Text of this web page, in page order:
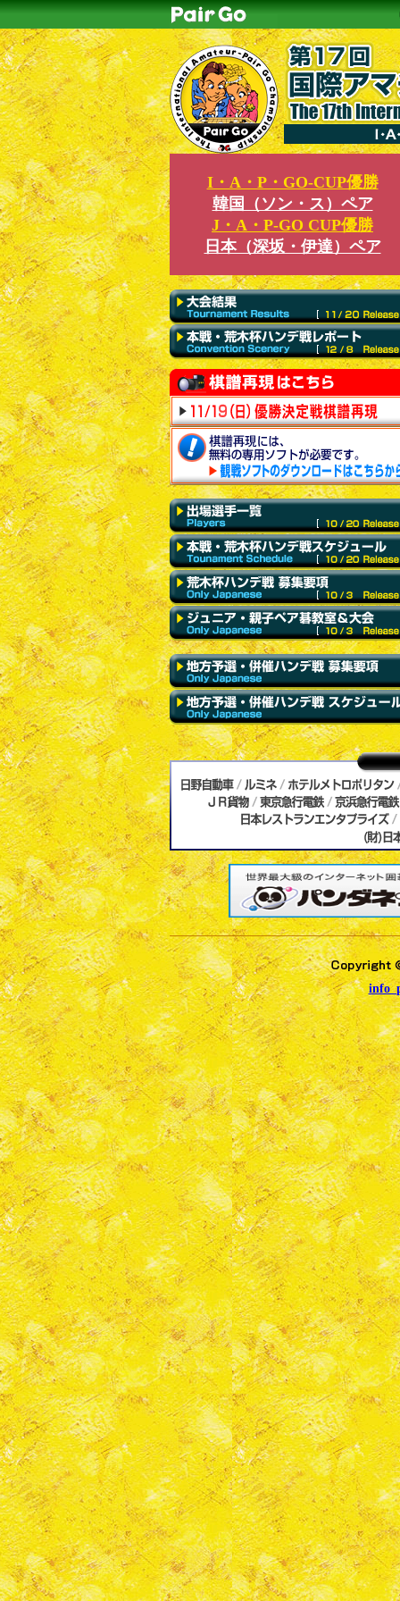
I・A・P・GO-CUP優勝
韓国（ソン・ス）ペア
J・A・P-GO CUP優勝
日本（深坂・伊達）ペア